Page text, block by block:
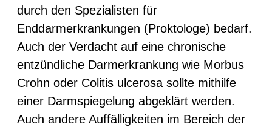
durch den Spezialisten für
Enddarmerkrankungen (Proktologe) bedarf.
Auch der Verdacht auf eine chronische
entzündliche Darmerkrankung wie Morbus
Crohn oder Colitis ulcerosa sollte mithilfe
einer Darmspiegelung abgeklärt werden.
Auch andere Auffälligkeiten im Bereich der